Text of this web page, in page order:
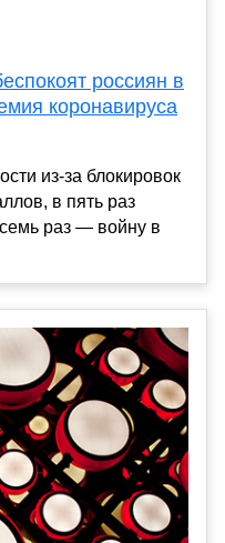
россиян в
коронавируса
из-за блокировок
в пять раз
раз — войну в